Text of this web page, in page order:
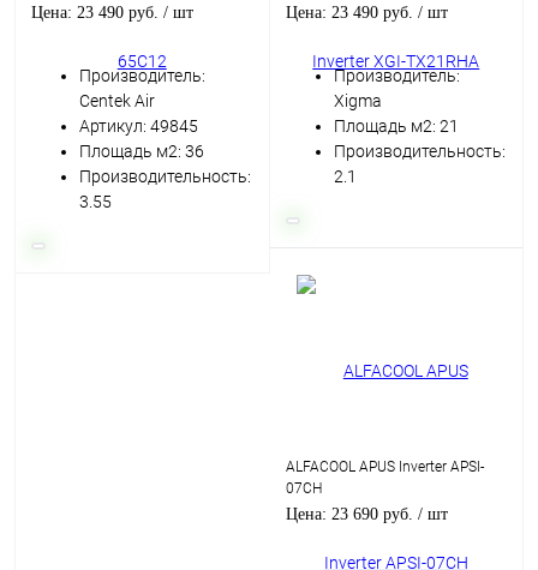
Цена: 23 490 руб. / шт
Производитель:
Centek Air
Артикул: 49845
Площадь м2: 36
Производительность:
3.55
Цена: 23 490 руб. / шт
Производитель:
Xigma
Площадь м2: 21
Производительность:
2.1
ALFACOOL APUS Inverter APSI-
07CH
Цена: 23 690 руб. / шт